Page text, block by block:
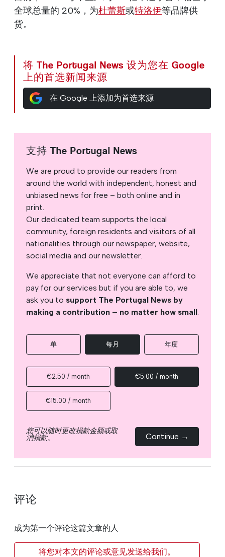
全球总量的 20%，为杜蕾斯或特洛伊等品牌供
货。
将 The Portugal News 设为您在 Google
上的首选新闻来源
在 Google 上添加为首选来源
支持 The Portugal News
We are proud to provide our readers from
around the world with independent, honest and
unbiased news for free – both online and in
print.
Our dedicated team supports the local
community, foreign residents and visitors of all
nationalities through our newspaper, website,
social media and our newsletter.
We appreciate that not everyone can afford to
pay for our services but if you are able to, we
ask you to support The Portugal News by
making a contribution – no matter how small.
单 每月 年度
€2.50 / month €5.00 / month
€15.00 / month
您可以随时更改捐款金额或取
消捐款。 Continue →
评论
成为第一个评论这篇文章的人
将您对本文的评论或意见发送给我们。